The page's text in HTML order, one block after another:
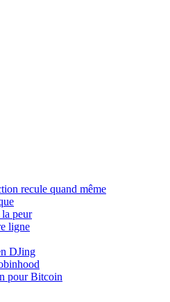
recule quand même
peur
ligne
DJing
pour Bitcoin